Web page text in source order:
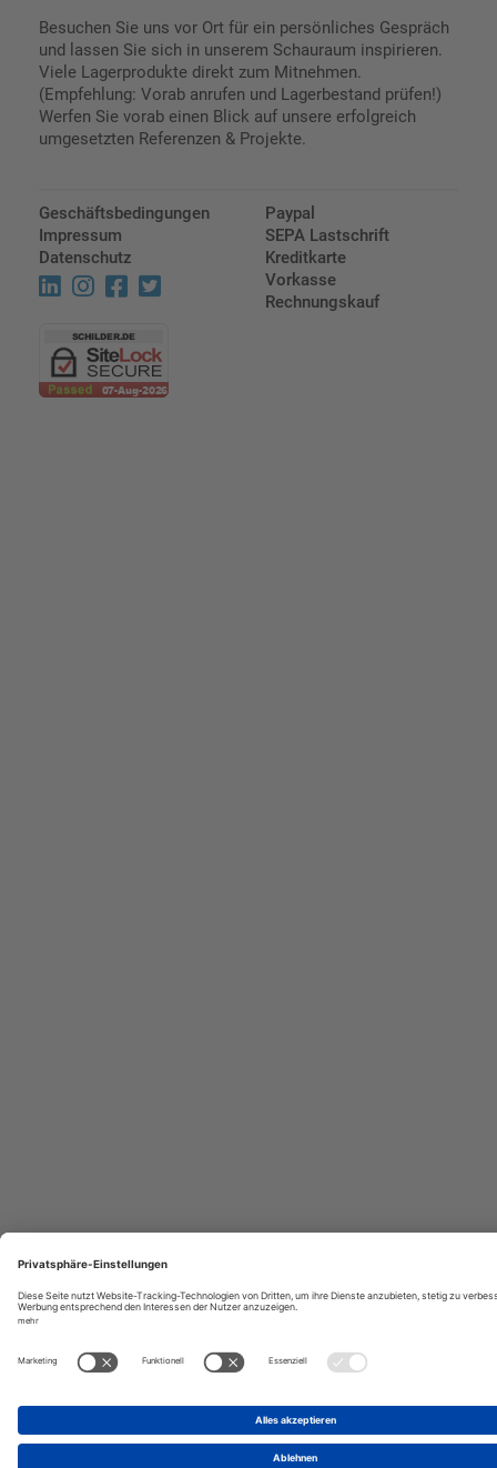
Besuchen Sie uns vor Ort für ein persönliches Gespräch
und lassen Sie sich in unserem Schauraum inspirieren.
Viele Lagerprodukte direkt zum Mitnehmen.
(Empfehlung: Vorab anrufen und Lagerbestand prüfen!)
Werfen Sie vorab einen Blick auf unsere erfolgreich
umgesetzten Referenzen & Projekte.
Geschäftsbedingungen
Impressum
Datenschutz
Paypal
SEPA Lastschrift
Kreditkarte
Vorkasse
Rechnungskauf